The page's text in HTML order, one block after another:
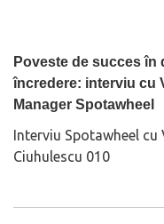
Poveste de succes
încredere: interviu cu
Manager Spotawheel
Interviu Spotawheel cu
Ciuhulescu 010